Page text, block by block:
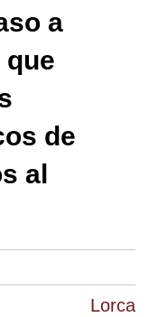
Lorca
a
de
al